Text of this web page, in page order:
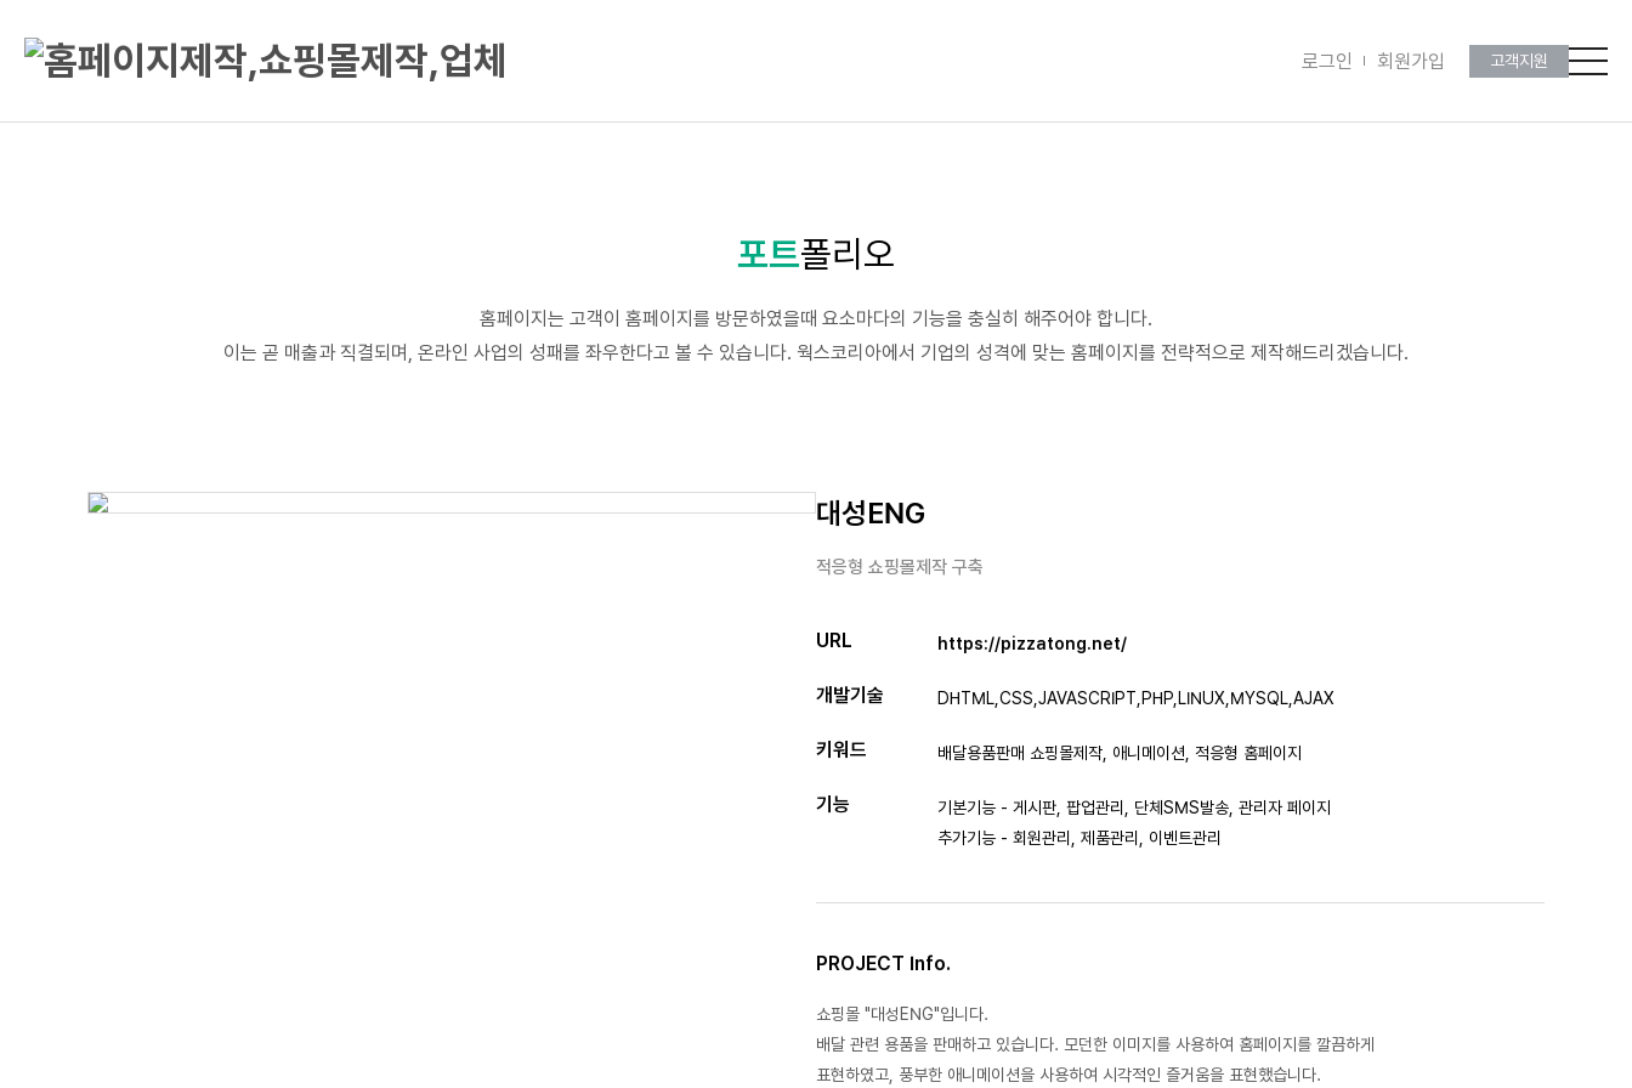
로그인 회원가입 고객지원
포트폴리오
홈페이지는 고객이 홈페이지를 방문하였을때 요소마다의 기능을 충실히 해주어야 합니다.
이는 곧 매출과 직결되며, 온라인 사업의 성패를 좌우한다고 볼 수 있습니다. 웍스코리아에서 기업의 성격에 맞는 홈페이지를 전략적으로 제작해드리겠습니다.
대성ENG
적응형 쇼핑몰제작 구축
URL https://pizzatong.net/
개발기술 DHTML,CSS,JAVASCRIPT,PHP,LINUX,MYSQL,AJAX
키워드 배달용품판매 쇼핑몰제작, 애니메이션, 적응형 홈페이지
기능
기본기능 - 게시판, 팝업관리, 단체SMS발송, 관리자 페이지
추가기능 - 회원관리, 제품관리, 이벤트관리
PROJECT Info.
쇼핑몰 "대성ENG"입니다.
배달 관련 용품을 판매하고 있습니다. 모던한 이미지를 사용하여 홈페이지를 깔끔하게
표현하였고, 풍부한 애니메이션을 사용하여 시각적인 즐거움을 표현했습니다.